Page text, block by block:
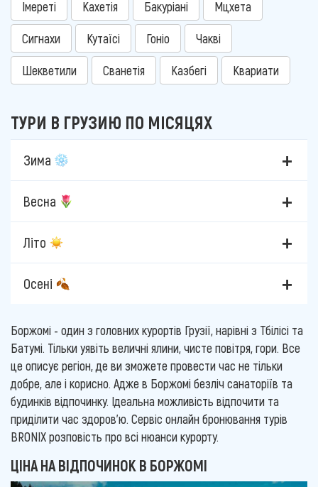
Імереті Кахетія Бакуріані Мцхета
Сигнахи Кутаїсі Гоніо Чакві
Шекветили Сванетія Казбегі Квариати
ТУРИ В ГРУЗИЮ ПО МІСЯЦЯХ
Зима
Весна
Літо
Осені
Боржомі - один з головних курортів Грузії, нарівні з Тбілісі та
Батумі. Тільки уявіть величні ялини, чисте повітря, гори. Все
це описує регіон, де ви зможете провести час не тільки
добре, але і корисно. Адже в Боржомі безліч санаторіїв та
будинків відпочинку. Ідеальна можливість відпочити та
приділити час здоров'ю. Сервіс онлайн бронювання турів
BRONIX розповість про всі нюанси курорту.
ЦІНА НА ВІДПОЧИНОК В БОРЖОМІ